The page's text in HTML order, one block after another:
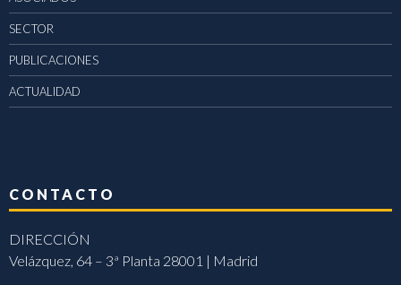
SECTOR
PUBLICACIONES
ACTUALIDAD
CONTACTO
DIRECCIÓN
Velázquez, 64 – 3ª Planta 28001 | Madrid